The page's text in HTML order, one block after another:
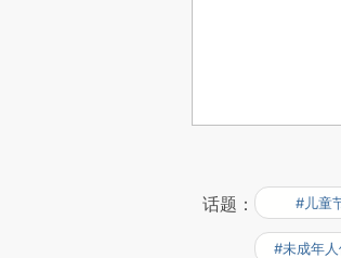
话题： #儿童
#未成年人